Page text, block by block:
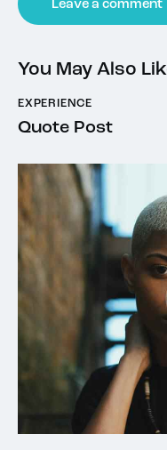
You May Also
EXPERIENCE
Quote Post